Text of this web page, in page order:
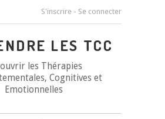
S'inscrire - Se connecter
LES TCC
les Thérapies
Cognitives et
Emotionnelles